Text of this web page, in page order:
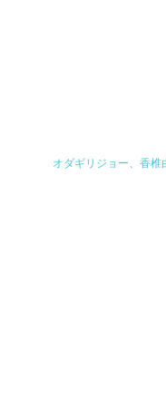
オダギリジョー、香